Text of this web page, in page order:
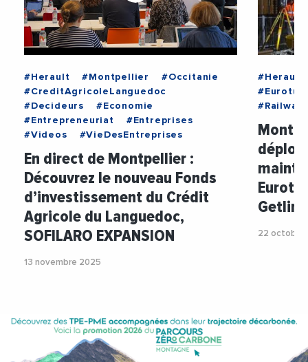
#Herault #Montpellier
#Occitanie
#CreditAgricoleLanguedoc
#Decideurs
#Economie
#Entrepreneuriat
#Entreprises
#Videos
#VieDesEntreprises
En direct de Montpellier :
Découvrez le nouveau Fonds
d’investissement du Crédit
Agricole du Languedoc,
SOFILARO EXPANSION
13 novembre 2025
#Herault
#Railwai
Getlink
22 octobre